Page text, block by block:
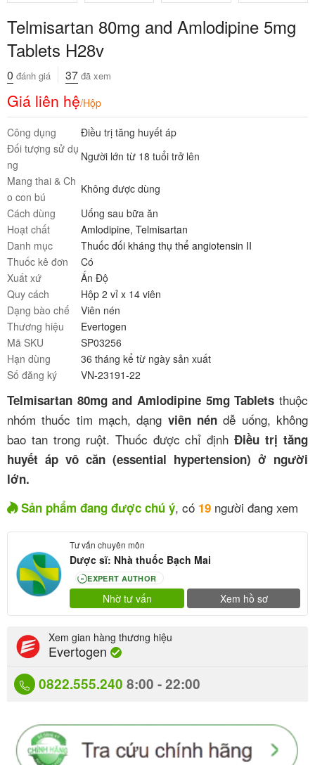
Telmisartan 80mg and Amlodipine 5mg
Tablets H28v
0 đánh giá 37 đã xem
Giá liên hệ/Hộp
Công dụng
Điều trị tăng huyết áp
Đối tượng sử dụ
ng
Người lớn từ 18 tuổi trở lên
Mang thai & Ch
o con bú
Không được dùng
Cách dùng
Uống sau bữa ăn
Hoạt chất
Amlodipine, Telmisartan
Danh mục
Thuốc đối kháng thụ thể angiotensin II
Thuốc kê đơn
Có
Xuất xứ
Ấn Độ
Quy cách
Hộp 2 vỉ x 14 viên
Dạng bào chế
Viên nén
Thương hiệu
Evertogen
Mã SKU
SP03256
Hạn dùng
36 tháng kể từ ngày sản xuất
Số đăng ký
VN-23191-22
Telmisartan 80mg and Amlodipine 5mg Tablets thuộc
nhóm thuốc tim mạch, dạng viên nén dễ uống, không
bao tan trong ruột. Thuốc được chỉ địnhĐiều trị tăng
huyết áp vô căn (essential hypertension) ở người
lớn.
Sản phẩm đang được chú ý, có 19 người đang xem
Tư vấn chuyên môn
Dược sĩ: Nhà thuốc Bạch Mai
80 EXPERT AUTHOR
Nhờ tư vấn Xem hồ sơ
0822.555.240 8:00 - 22:00
Xem gian hàng thương hiệu
Evertogen